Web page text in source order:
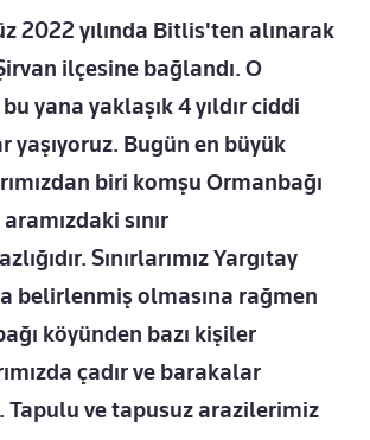
2022 yılında Bitlis'ten alınarak
ilçesine bağlandı. O
yana yaklaşık 4 yıldır ciddi
yaşıyoruz. Bugün en büyük
biri komşu Ormanbağı
sınır
Sınırlarımız Yargıtay
belirlenmiş olmasına rağmen
köyünden bazı kişiler
çadır ve barakalar
Tapulu ve tapusuz arazilerimiz